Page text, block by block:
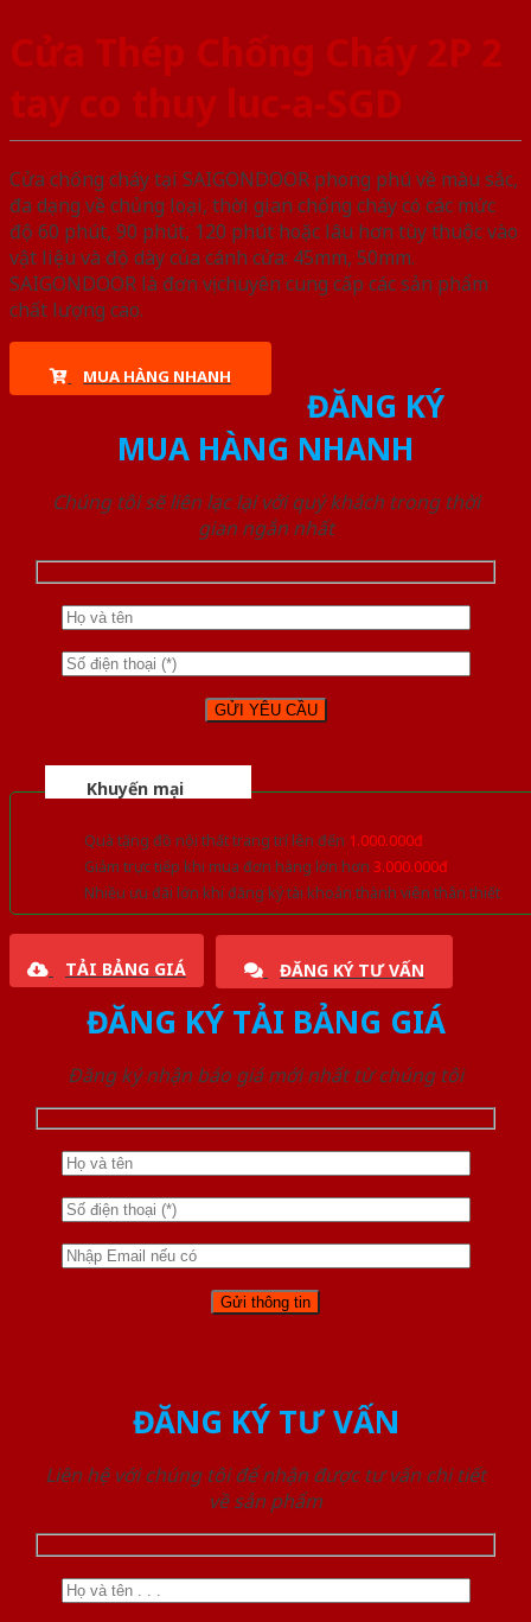
Cửa Thép Chống Cháy 2P 2
tay co thuy luc-a-SGD
Cửa chống cháy tại SAIGONDOOR phong phú về màu sắc,
đa dạng về chủng loại, thời gian chống cháy có các mức
độ 60 phút, 90 phút, 120 phút hoặc lâu hơn tùy thuộc vào
vật liệu và độ dày của cánh cửa: 45mm, 50mm.
SAIGONDOOR là đơn vị chuyên cung cấp các sản phẩm
chất lượng cao.
MUA HÀNG NHANH
ĐĂNG KÝ
MUA HÀNG NHANH
Chúng tôi sẽ liên lạc lại với quý khách trong thời
gian ngắn nhất
Khuyến mại
Quà tặng đồ nội thất trang trí lên đến 1.000.000đ
Giảm trực tiếp khi mua đơn hàng lớn hơn 3.000.000đ
Nhiều ưu đãi lớn khi đăng ký tài khoản thành viên thân thiết
TẢI BẢNG GIÁ ĐĂNG KÝ TƯ VẤN
ĐĂNG KÝ TẢI BẢNG GIÁ
Đăng ký nhận báo giá mới nhất từ chúng tôi
ĐĂNG KÝ TƯ VẤN
Liên hệ với chúng tôi để nhận được tư vấn chi tiết
về sản phẩm